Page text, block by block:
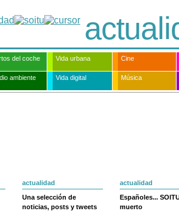
del coche Vida urbana Cine
ambiente Vida digital Música
actualidad
Una selección de
noticias, posts y tweets
actualidad
Españoles...
muerto